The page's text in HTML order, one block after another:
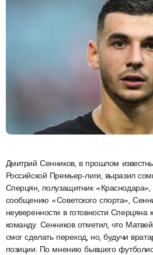
Дмитрий Сенников, в прошлом известный футболист клубов
Российской Премьер-лиги, выразил
Сперцян, полузащитник
сообщению «Советского спорта»,
неуверенности в готовности Сперцяна
команду. Сенников отметил, что
смог сделать переход, но, будучи
позиции. По мнению бывшего